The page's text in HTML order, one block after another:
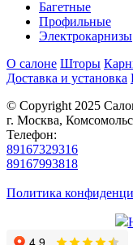
Багетные
Профильные
Электрокарнизы
О салоне Шторы
Доставка и установка
© Copyright 2025
г. Москва,
Телефон:
89167329316
89167993818
Политика